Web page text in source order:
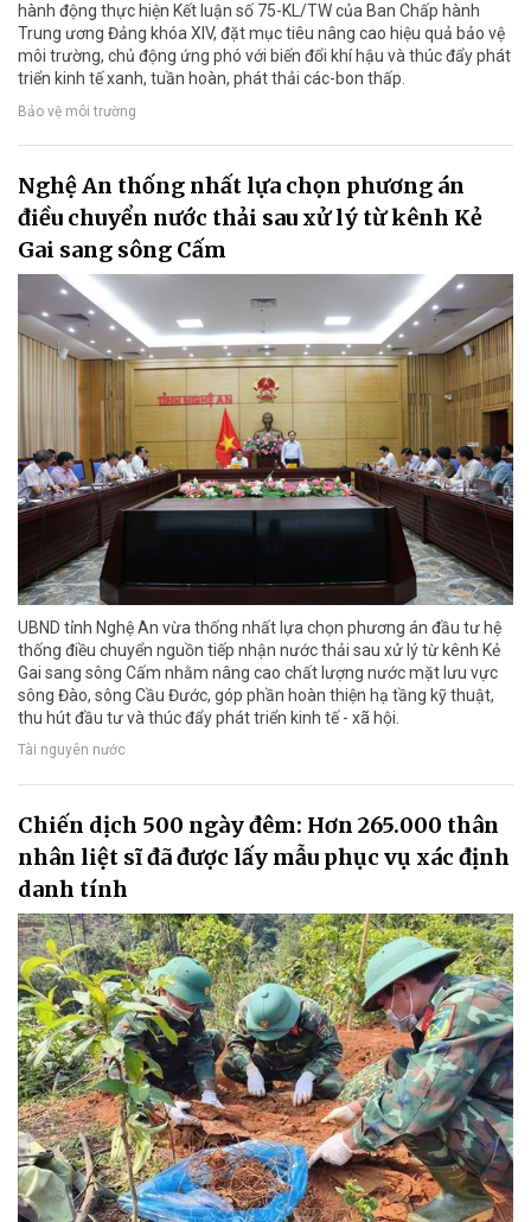
hành động thực hiện Kết luận số 75-KL/TW của Ban Chấp hành
Trung ương Đảng khóa XIV, đặt mục tiêu nâng cao hiệu quả bảo vệ
môi trường, chủ động ứng phó với biến đổi khí hậu và thúc đẩy phát
triển kinh tế xanh, tuần hoàn, phát thải các-bon thấp.
Bảo vệ môi trường
Nghệ An thống nhất lựa chọn phương án
điều chuyển nước thải sau xử lý từ kênh Kẻ
Gai sang sông Cấm
UBND tỉnh Nghệ An vừa thống nhất lựa chọn phương án đầu tư hệ
thống điều chuyển nguồn tiếp nhận nước thải sau xử lý từ kênh Kẻ
Gai sang sông Cấm nhằm nâng cao chất lượng nước mặt lưu vực
sông Đào, sông Cầu Đước, góp phần hoàn thiện hạ tầng kỹ thuật,
thu hút đầu tư và thúc đẩy phát triển kinh tế - xã hội.
Tài nguyên nước
Chiến dịch 500 ngày đêm: Hơn 265.000 thân
nhân liệt sĩ đã được lấy mẫu phục vụ xác định
danh tính